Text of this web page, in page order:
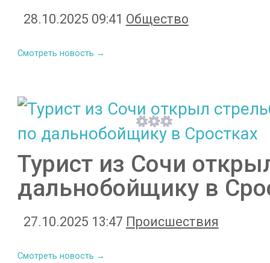
28.10.2025 09:41 Общество
Смотреть новость →
Турист из Сочи
дальнобойщику в
27.10.2025 13:47 Происшествия
Смотреть новость →